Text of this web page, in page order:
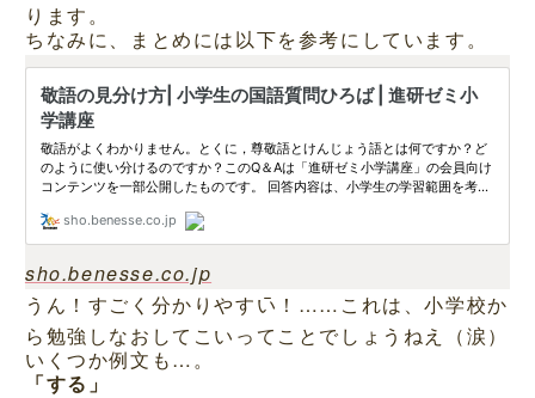
ります。
ちなみに、まとめには以下を参考にしています。
sho.benesse.co.jp
うん！すごく分かりやすい！……これは、小学校か
ら勉強しなおしてこいってことでしょうねえ（涙）
いくつか例文も…。
「する」